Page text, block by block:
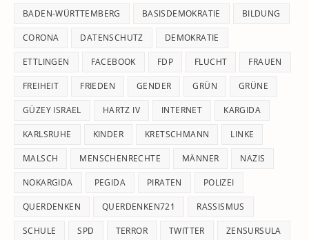
BADEN-WÜRTTEMBERG BASISDEMOKRATIE BILDUNG
CORONA DATENSCHUTZ DEMOKRATIE
ETTLINGEN FACEBOOK FDP FLUCHT FRAUEN
FREIHEIT FRIEDEN GENDER GRÜN GRÜNE
GÜZEY ISRAEL HARTZ IV INTERNET KARGIDA
KARLSRUHE KINDER KRETSCHMANN LINKE
MALSCH MENSCHENRECHTE MÄNNER NAZIS
NOKARGIDA PEGIDA PIRATEN POLIZEI
QUERDENKEN QUERDENKEN721 RASSISMUS
SCHULE SPD TERROR TWITTER ZENSURSULA